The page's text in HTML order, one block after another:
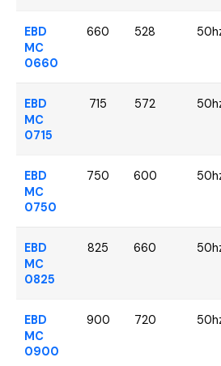
EBD
MC
0660
660 528
EBD
MC
0715
715 572
EBD
MC
0750
750 600
EBD
MC
0825
825 660
EBD
MC
0900
900 720